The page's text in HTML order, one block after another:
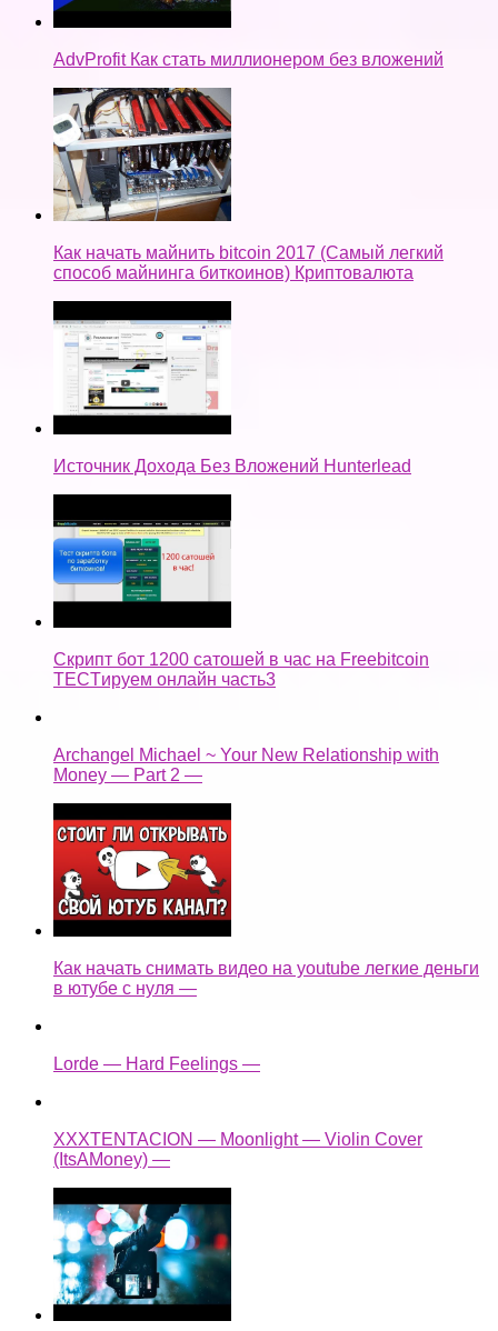
AdvProfit Как стать миллионером без вложений
Как начать майнить bitcoin 2017 (Самый легкий
способ майнинга биткоинов) Криптовалюта
Источник Дохода Без Вложений Hunterlead
Скрипт бот 1200 сатошей в час на Freebitcoin
TECTируем онлайн часть3
Archangel Michael ~ Your New Relationship with
Money — Part 2 —
Как начать снимать видео на youtube легкие деньги
в ютубе с нуля —
Lorde — Hard Feelings —
XXXTENTACION — Moonlight — Violin Cover
(ItsAMoney) —